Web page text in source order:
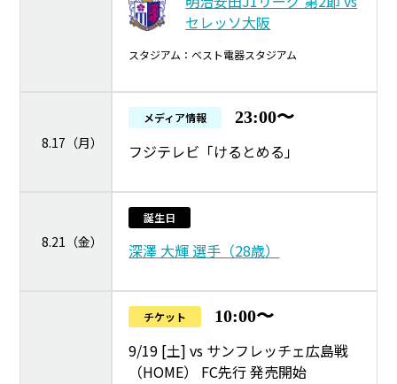
セレッソ大阪
スタジアム：ベスト電器スタジアム
8.17（月）
メディア情報 23:00〜
フジテレビ「けるとめる」
8.21（金）
誕生日
深澤 大輝 選手（28歳）
チケット 10:00〜
9/19 [土] vs サンフレッチェ広島戦
（HOME） FC先行 発売開始